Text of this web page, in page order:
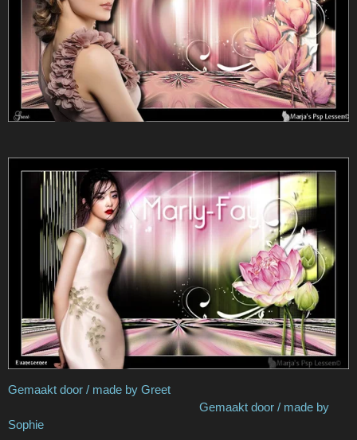
Gemaakt door / made by Greet
Gemaakt door / made by
Sophie